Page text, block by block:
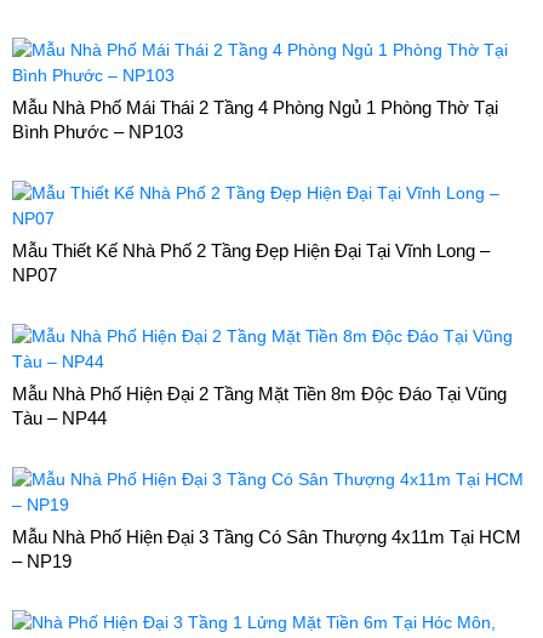
Mẫu Nhà Phố Mái Thái 2 Tầng 4 Phòng Ngủ 1 Phòng Thờ Tại
Bình Phước – NP103
Mẫu Thiết Kế Nhà Phố 2 Tầng Đẹp Hiện Đại Tại Vĩnh Long –
NP07
Mẫu Nhà Phố Hiện Đại 2 Tầng Mặt Tiền 8m Độc Đáo Tại Vũng
Tàu – NP44
Mẫu Nhà Phố Hiện Đại 3 Tầng Có Sân Thượng 4x11m Tại HCM
– NP19